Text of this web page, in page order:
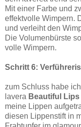
Mit einer Farbe und
effektvolle Wimpern.
und verleiht den
Die Volumenbürste
volle Wimpern.
Schritt 6:
zum Schluss habe
lavera Beautiful Lips
meine Lippen
diesen Lippenstift in